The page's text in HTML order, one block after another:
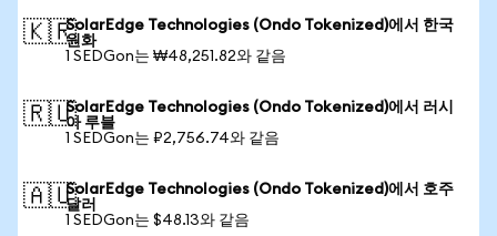
🇰🇷SolarEdge Technologies (Ondo Tokenized)에서 한국
원화
1 SEDGon는 ₩48,251.82와 같음
🇷🇺SolarEdge Technologies (Ondo Tokenized)에서 러시
아 루블
1 SEDGon는 ₽2,756.74와 같음
🇦🇺SolarEdge Technologies (Ondo Tokenized)에서 호주
달러
1 SEDGon는 $48.13와 같음